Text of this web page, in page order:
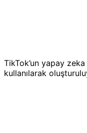
TikTok’un yapay
kullanılarak